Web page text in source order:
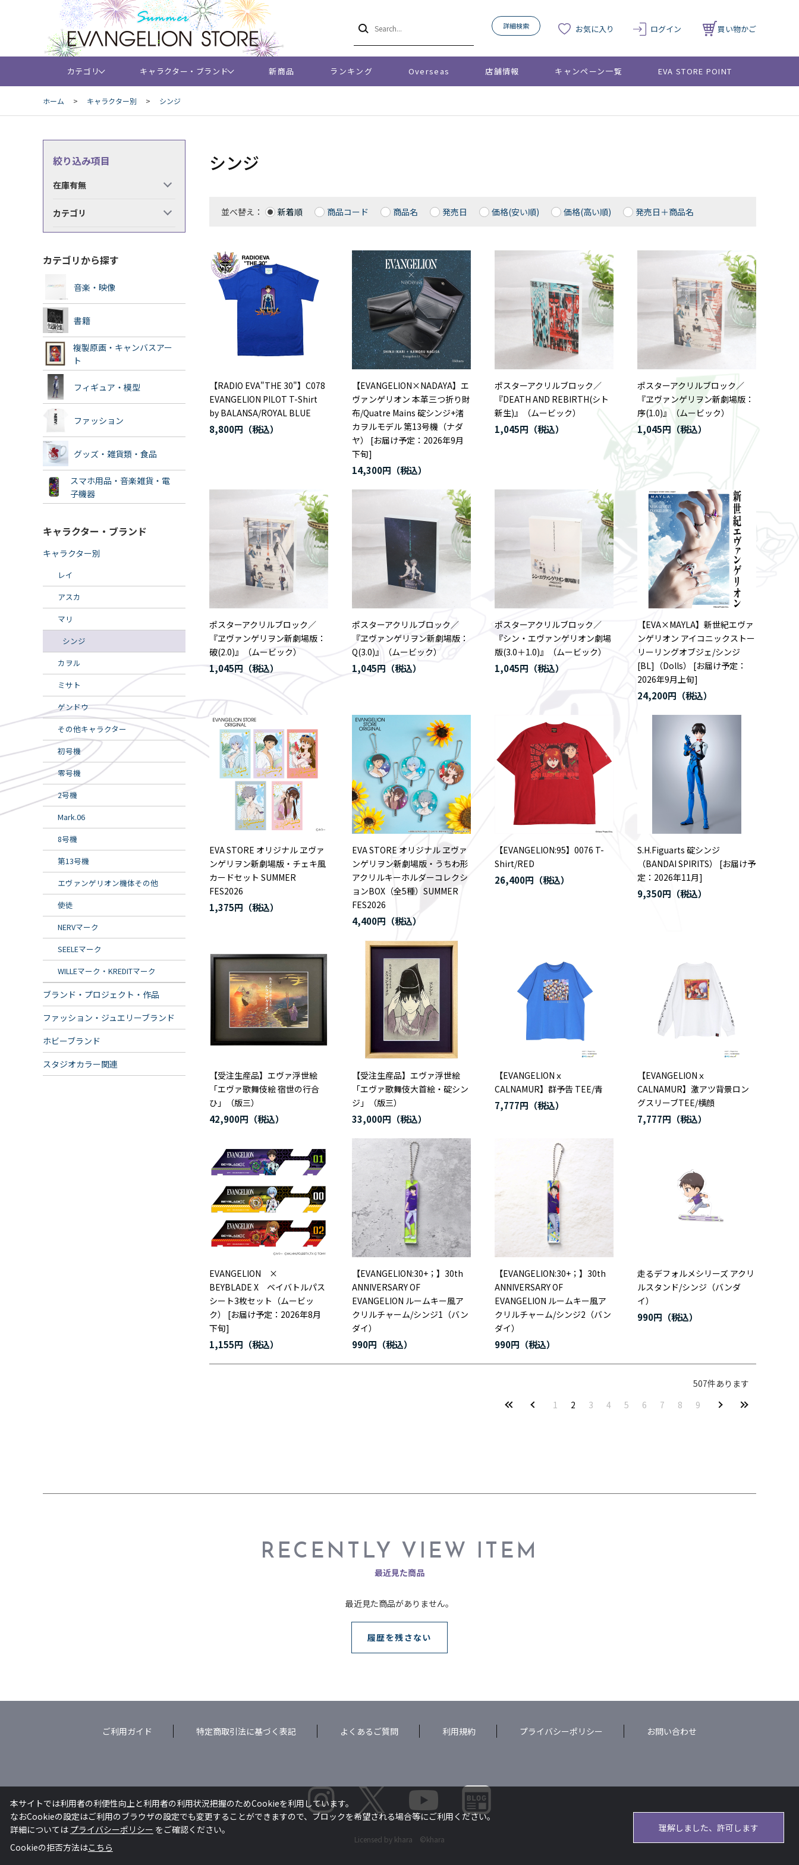
詳細検索 お気に入り ログイン 買い物かご
カテゴリ キャラクター・ブランド 新商品 ランキング Overseas 店舗情報 キャンペーン一覧 EVA STORE POINT
ホーム > キャラクター別 > シンジ
絞り込み項目
在庫有無
カテゴリ
カテゴリから探す
音楽・映像
書籍
複製原画・キャンバスアー
ト
フィギュア・模型
ファッション
グッズ・雑貨類・食品
スマホ用品・音楽雑貨・電
子機器
キャラクター・ブランド
キャラクター別
レイ
アスカ
マリ
シンジ
カヲル
ミサト
ゲンドウ
その他キャラクター
初号機
零号機
2号機
Mark.06
8号機
第13号機
エヴァンゲリオン機体その他
使徒
NERVマーク
SEELEマーク
WILLEマーク・KREDITマーク
ブランド・プロジェクト・作品
ファッション・ジュエリーブランド
ホビーブランド
スタジオカラー関連
シンジ
並べ替え： 新着順 商品コード 商品名 発売日 価格(安い順) 価格(高い順) 発売日＋商品名
【RADIO EVA"THE 30"】C078
EVANGELION PILOT T-Shirt
by BALANSA/ROYAL BLUE
8,800円
【EVANGELION×NADAYA】エ
ヴァンゲリオン 本革三つ折り財
布/Quatre Mains 碇シンジ+渚
カヲルモデル 第13号機（ナダ
ヤ） [お届け予定：2026年9月
下旬]
14,300円
ポスターアクリルブロック／
『DEATH AND REBIRTH(シト
新生)』（ムービック）
1,045円
ポスターアクリルブロック／
『ヱヴァンゲリヲン新劇場版：
序(1.0)』（ムービック）
1,045円
ポスターアクリルブロック／
『ヱヴァンゲリヲン新劇場版：
破(2.0)』（ムービック）
1,045円
ポスターアクリルブロック／
『ヱヴァンゲリヲン新劇場版：
Q(3.0)』（ムービック）
1,045円
ポスターアクリルブロック／
『シン・エヴァンゲリオン劇場
版(3.0＋1.0)』（ムービック）
1,045円
【EVA×MAYLA】新世紀エヴァ
ンゲリオン アイコニックストー
リーリングオブジェ/シンジ
[BL]（Dolls） [お届け予定：
2026年9月上旬]
24,200円
EVA STORE オリジナル ヱヴァ
ンゲリヲン新劇場版・チェキ風
カードセット SUMMER
FES2026
1,375円
EVA STORE オリジナル ヱヴァ
ンゲリヲン新劇場版・うちわ形
アクリルキーホルダーコレクシ
ョンBOX（全5種）SUMMER
FES2026
4,400円
【EVANGELION:95】0076 T-
Shirt/RED
26,400円
S.H.Figuarts 碇シンジ
（BANDAI SPIRITS） [お届け予
定：2026年11月]
9,350円
【受注生産品】エヴァ浮世絵
「エヴァ歌舞伎絵 宿世の行合
ひ」（版三）
42,900円
【受注生産品】エヴァ浮世絵
「エヴァ歌舞伎大首絵・碇シン
ジ」（版三）
33,000円
【EVANGELIONｘ
CALNAMUR】群予告 TEE/青
7,777円
【EVANGELIONｘ
CALNAMUR】激アツ背景ロン
グスリーブTEE/横顔
7,777円
EVANGELION ×
BEYBLADE X ベイバトルパス
シート3枚セット（ムービッ
ク） [お届け予定：2026年8月
下旬]
1,155円
【EVANGELION:30+；】30th
ANNIVERSARY OF
EVANGELION ルームキー風ア
クリルチャーム/シンジ1（バン
ダイ）
990円
【EVANGELION:30+；】30th
ANNIVERSARY OF
EVANGELION ルームキー風ア
クリルチャーム/シンジ2（バン
ダイ）
990円
走るデフォルメシリーズ アクリ
ルスタンド/シンジ（バンダ
イ）
990円
507件あります
1
2 3 4 5 6 7 8 9
RECENTLY VIEW ITEM
最近見た商品
最近見た商品がありません。
履歴を残さない
ご利用ガイド 特定商取引法に基づく表記 よくあるご質問 利用規約 プライバシーポリシー お問い合わせ
Licensed by khara ©khara
本サイトでは利用者の利便性向上と利用者の利用状況把握のためCookieを利用しています。
なおCookieの設定はご利用のブラウザの設定でも変更することができますので、ブロックを希望される場合等にご利用ください。
詳細については プライバシーポリシー をご確認ください。
Cookieの拒否方法はこちら
理解しました、許可します